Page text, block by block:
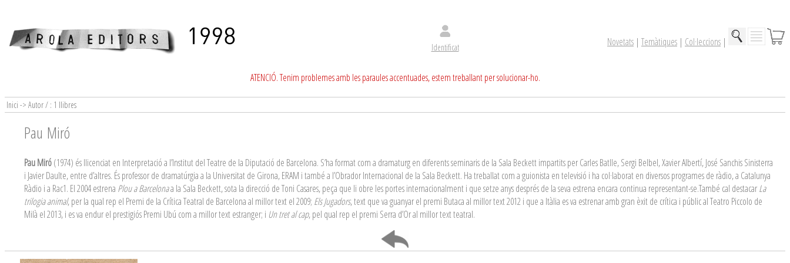
Identificat Novetats | Temàtiques | Col·leccions |
ATENCIÓ. Tenim problemes amb les paraules accentuades, estem treballant per solucionar-ho.
Inici -> Autor / : 1 llibres
Pau Miró
Pau Miró(1974) és llicenciat en Interpretació a l’Institut del Teatre de la Diputació de Barcelona. S’ha format com a dramaturg en diferents seminaris de la Sala Beckett impartits per Carles Batlle, Sergi Belbel, Xavier Albertí, José Sanchis Sinisterra
i Javier Daulte, entre d’altres. És professor de dramatúrgia a la Universitat de Girona, ERAM i també a l’Obrador Internacional de la Sala Beckett. Ha treballat com a guionista en televisió i ha col·laborat en diversos programes de ràdio, a Catalunya
Ràdio i a Rac1. El 2004 estrena Plou a Barcelonaa la Sala Beckett, sota la direcció de Toni Casares, peça que li obre les portes internacionalment i que setze anys després de la seva estrena encara continua representant-se.També cal destacarLa
trilogia animal, per la qual rep el Premi de la Crítica Teatral de Barcelona al millor text el 2009; Els Jugadors, text que va guanyar el premi Butaca al millor text 2012 i que a Itàlia es va estrenar amb gran èxit de crítica i públic al Teatro Piccolo de
Milà el 2013, i es va endur el prestigiós Premi Ubú com a millor text estranger; i Un tret al cap, pel qual rep el premi Serra d’Or al millor text teatral.